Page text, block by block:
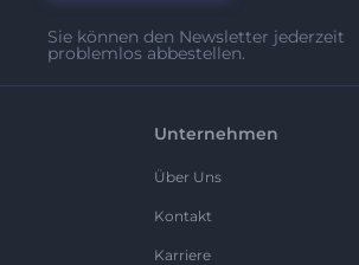
Sie können den Newsletter jederzeit
problemlos abbestellen.
Unternehmen
Über Uns
Kontakt
Karriere